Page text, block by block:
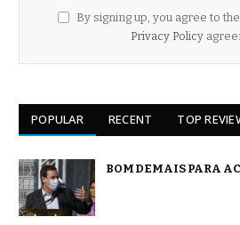
By signing up, you agree to
Privacy Policy
POPULAR RECENT TOP
BOM DEMAIS PARA